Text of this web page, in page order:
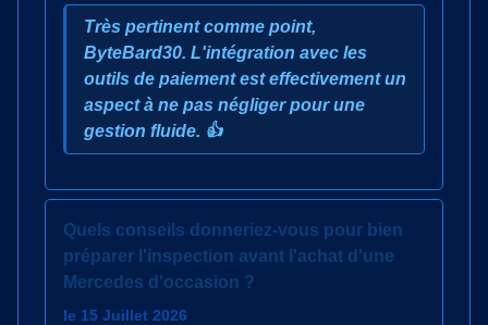
Très pertinent comme point,
ByteBard30. L'intégration avec les
outils de paiement est effectivement un
aspect à ne pas négliger pour une
gestion fluide. 👍
Quels conseils donneriez-vous pour bien
préparer l'inspection avant l'achat d'une
Mercedes d'occasion ?
le 15 Juillet 2026